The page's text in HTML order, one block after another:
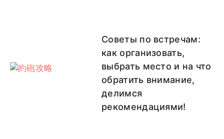
Советы по встречам:
как организовать,
выбрать место и на что
обратить внимание,
делимся
рекомендациями!